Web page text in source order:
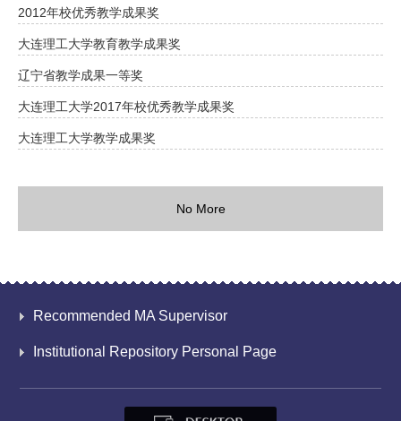
2012年校优秀教学成果奖
大连理工大学教育教学成果奖
辽宁省教学成果一等奖
大连理工大学2017年校优秀教学成果奖
大连理工大学教学成果奖
No More
Recommended MA Supervisor
Institutional Repository Personal Page